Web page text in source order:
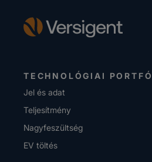
TECHNOLÓGIAI
Jel és adat
Teljesítmény
Nagyfeszültség
EV töltés